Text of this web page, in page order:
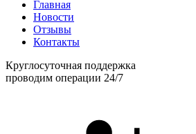
Главная
Новости
Отзывы
Контакты
Круглосуточная поддержка
проводим операции 24/7